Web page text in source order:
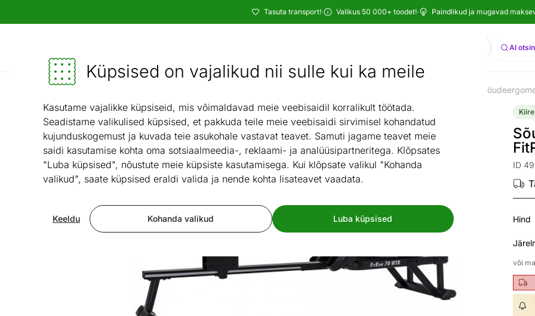
Küpsised on vajalikud nii sulle kui ka meile
Kasutame vajalikke küpsiseid, mis võimaldavad meie veebisaidil korralikult töötada.
Seadistame valikulised küpsised, et pakkuda teile meie veebisaidi sirvimisel kohandatud
kujunduskogemust ja kuvada teie asukohale vastavat teavet. Samuti jagame teavet meie
saidi kasutamise kohta oma sotsiaalmeedia-, reklaami- ja analüüsipartneritega. Klõpsates
"Luba küpsised", nõustute meie küpsiste kasutamisega. Kui klõpsate valikul "Kohanda
valikud", saate küpsised eraldi valida ja nende kohta lisateavet vaadata.
Kohanda valikud Luba küpsised
Keeldu
Tasuta transport!· Valikus 50 000+ toodet!· Paindlikud ja mugavad
Mööbel ja sisustus - ON24
Otsi AI
ID
Hind
või